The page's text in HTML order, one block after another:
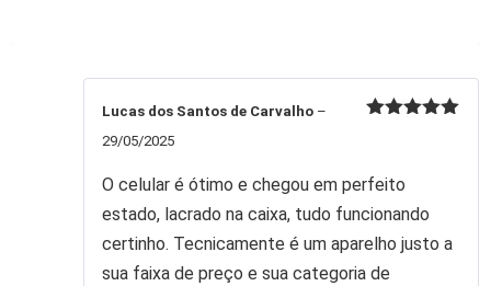
Lucas dos Santos de Carvalho –
29/05/2025
O celular é ótimo e chegou em perfeito
estado, lacrado na caixa, tudo funcionando
certinho. Tecnicamente é um aparelho justo a
sua faixa de preço e sua categoria de